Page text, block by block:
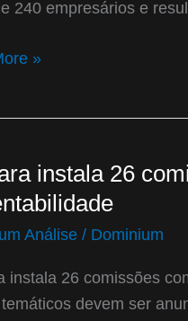
240 empresários e
»
instala 26
Análise / Dominium
instala 26 comissões
devem ser